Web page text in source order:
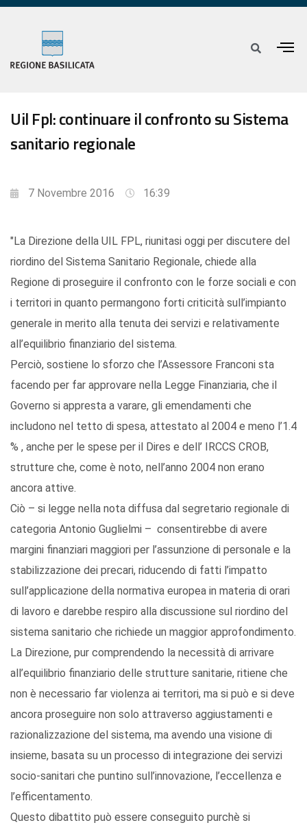
Uil Fpl: continuare il confronto su Sistema
sanitario regionale
7 Novembre 2016 16:39
"La Direzione della UIL FPL, riunitasi oggi per discutere del
riordino del Sistema Sanitario Regionale, chiede alla
Regione di proseguire il confronto con le forze sociali e con
i territori in quanto permangono forti criticità sull’impianto
generale in merito alla tenuta dei servizi e relativamente
all’equilibrio finanziario del sistema.
Perciò, sostiene lo sforzo che l’Assessore Franconi sta
facendo per far approvare nella Legge Finanziaria, che il
Governo si appresta a varare, gli emendamenti che
includono nel tetto di spesa, attestato al 2004 e meno l’1.4
% , anche per le spese per il Dires e dell’ IRCCS CROB,
strutture che, come è noto, nell’anno 2004 non erano
ancora attive.
Ciò – si legge nella nota diffusa dal segretario regionale di
categoria Antonio Guglielmi – consentirebbe di avere
margini finanziari maggiori per l’assunzione di personale e la
stabilizzazione dei precari, riducendo di fatti l’impatto
sull’applicazione della normativa europea in materia di orari
di lavoro e darebbe respiro alla discussione sul riordino del
sistema sanitario che richiede un maggior approfondimento.
La Direzione, pur comprendendo la necessità di arrivare
all’equilibrio finanziario delle strutture sanitarie, ritiene che
non è necessario far violenza ai territori, ma si può e si deve
ancora proseguire non solo attraverso aggiustamenti e
razionalizzazione del sistema, ma avendo una visione di
insieme, basata su un processo di integrazione dei servizi
socio-sanitari che puntino sull’innovazione, l’eccellenza e
l’efficentamento.
Questo dibattito può essere conseguito purchè si